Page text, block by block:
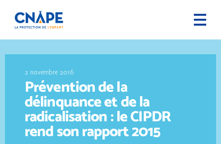
2 novembre 2016
Prévention de la
délinquance et de la
radicalisation : le CIPDR
rend son rapport 2015